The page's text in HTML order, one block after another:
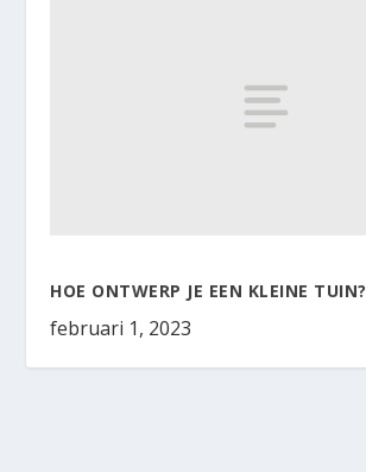
HOE ONTWERP JE EEN KLEINE TUIN?
februari 1, 2023